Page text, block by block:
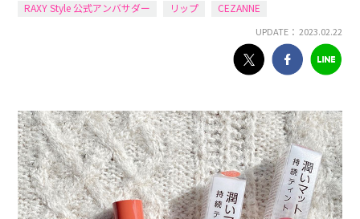
RAXY Style 公式アンバサダー
リップ CEZANNE
UPDATE： 2023.02.22